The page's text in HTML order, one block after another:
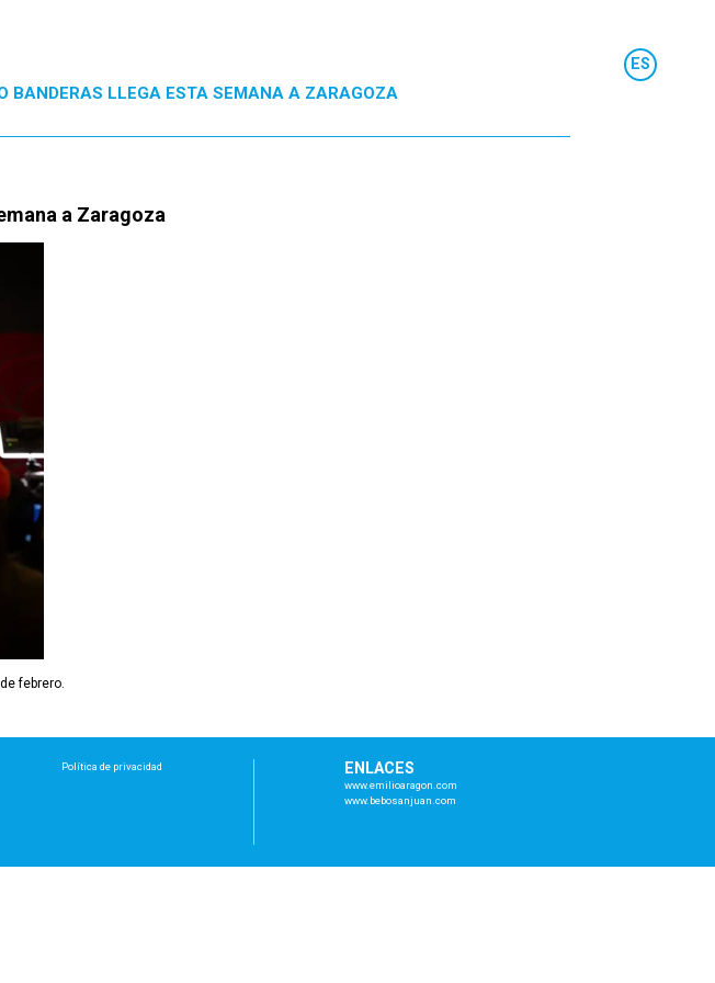
BANDERAS LLEGA ESTA SEMANA A ZARAGOZA
a Zaragoza
febrero.
Política de privacidad ENLACES
www.emilioaragon.com
www.bebosanjuan.com